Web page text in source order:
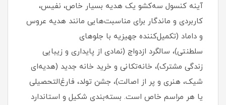
آینه کنسول سه‌کشو یک هدیه بسیار خاص، نفیس،
کاربردی و ماندگار برای مناسبت‌هایی مانند هدیه عروس
و داماد (تکمیل‌کننده جهیزیه با جلوهای
سلطنتی)، سالگرد ازدواج (نمادی از پایداری و زیبایی
زندگی مشترک)، خانه‌تکانی و خرید خانه جدید (هدیه‌ای
شیک، هنری و پر از اصالت)، جشن تولد، فارغ‌التحصیلی
یا هر مراسم خاص است. بسته‌بندی شکیل و استاندارد